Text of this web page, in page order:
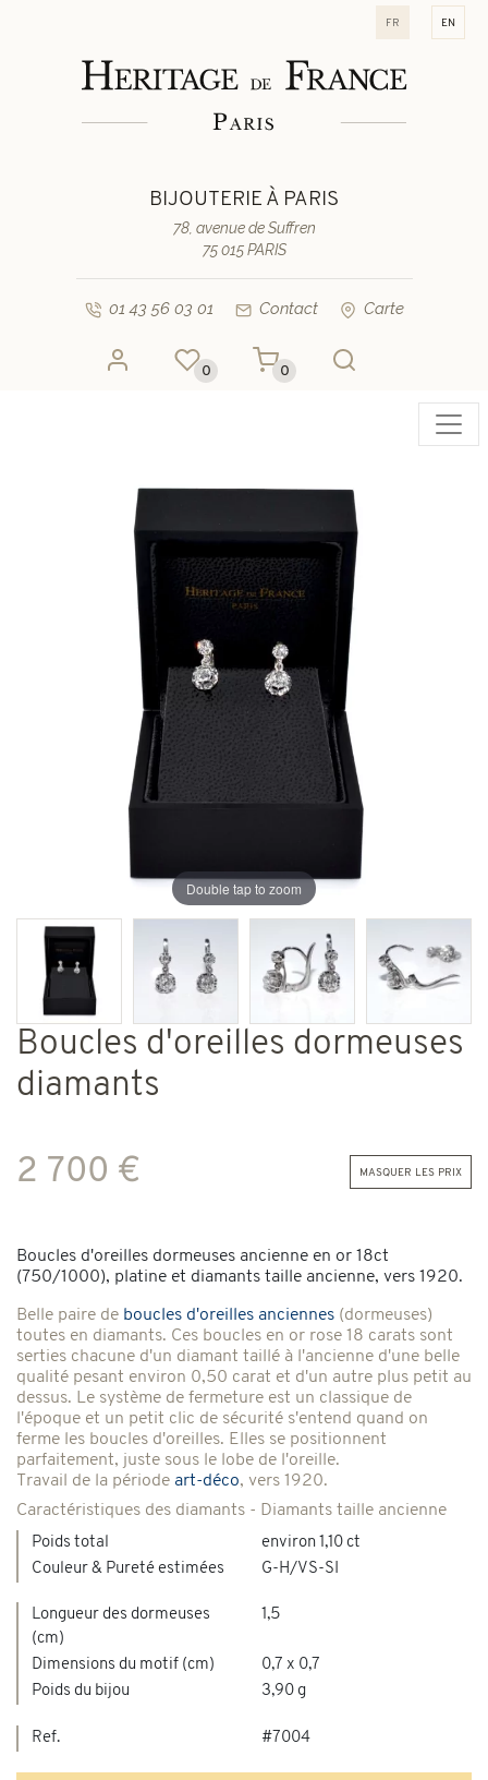
fr en
BIJOUTERIE À PARIS
78, avenue de Suffren
75 015 PARIS
01 43 56 03 01 Contact Carte
0 0
Double tap to zoom
Boucles d'oreilles dormeuses
diamants
2 700 € masquer les prix
Boucles d'oreilles dormeuses ancienne en or 18ct
(750/1000), platine et diamants taille ancienne, vers 1920.
Belle paire de boucles d'oreilles anciennes (dormeuses)
toutes en diamants. Ces boucles en or rose 18 carats sont
serties chacune d'un diamant taillé à l'ancienne d'une belle
qualité pesant environ 0,50 carat et d'un autre plus petit au
dessus. Le système de fermeture est un classique de
l'époque et un petit clic de sécurité s'entend quand on
ferme les boucles d'oreilles. Elles se positionnent
parfaitement, juste sous le lobe de l'oreille.
Travail de la période art-déco, vers 1920.
Caractéristiques des diamants - Diamants taille ancienne
Poids total
environ 1,10 ct
Couleur & Pureté estimées
G-H/VS-SI
Longueur des dormeuses
(cm)
1,5
Dimensions du motif (cm)
0,7 x 0,7
Poids du bijou
3,90 g
Ref. #7004